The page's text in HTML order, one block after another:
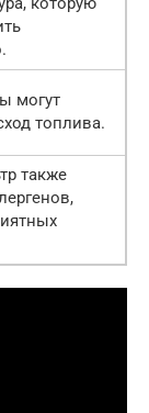
могут
топлива.
также